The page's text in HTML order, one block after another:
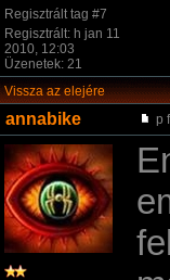
Regisztrált tag #7
Regisztrált: h jan 11
2010, 12:03
Üzenetek: 21
Vissza az elejére
annabike p